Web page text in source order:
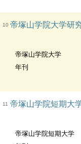
10 帝塚山学院大学研
帝塚山学院大学
年刊
11 帝塚山学院短期大
帝塚山学院短期大学